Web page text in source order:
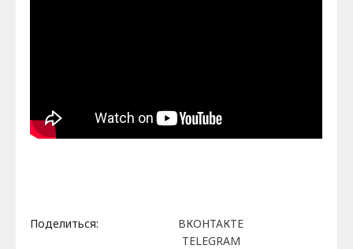
Поделиться:
ВКОНТАКТЕ
TELEGRAM